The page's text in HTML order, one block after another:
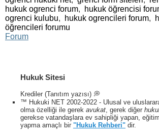
hukuk ogrenci forum, hukuk öğrencisi
ogrenci kulubu, hukuk ogrencileri forum,
öğrencileri forumu
Forum
Hukuk Sitesi
Krediler (Tanıtım yazısı) 💭
™ Hukuki NET 2002-2022 - Ulusal ve
olma özelliği ile gerek avukat , gerek diğer
gerekse vatandaşlara ev sahipliği yapan,
yapma amaçlı bir "Hukuk Rehberi" dir.